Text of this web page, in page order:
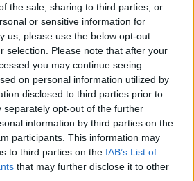
the sale, sharing to third parties, or
or sensitive information for
us, please use the below opt-out
selection. Please note that after your
you may continue seeing
on personal information utilized by
disclosed to third parties prior to
separately opt-out of the further
information by third parties on the
participants. This information may
to third parties on the IAB’s List of
that may further disclose it to other
η στήριξη του εργατικού
ειδικά εν όψει της
Και ένα μέτρο προς αυτή την
φέραμε εφέτος πιο μπροστά
μισθό προκειμένου να
συμπολίτες μας εργάζονται
δεν καλύπτονται από
Για εμάς, στο υπουργείο
των εργαζομένων και η